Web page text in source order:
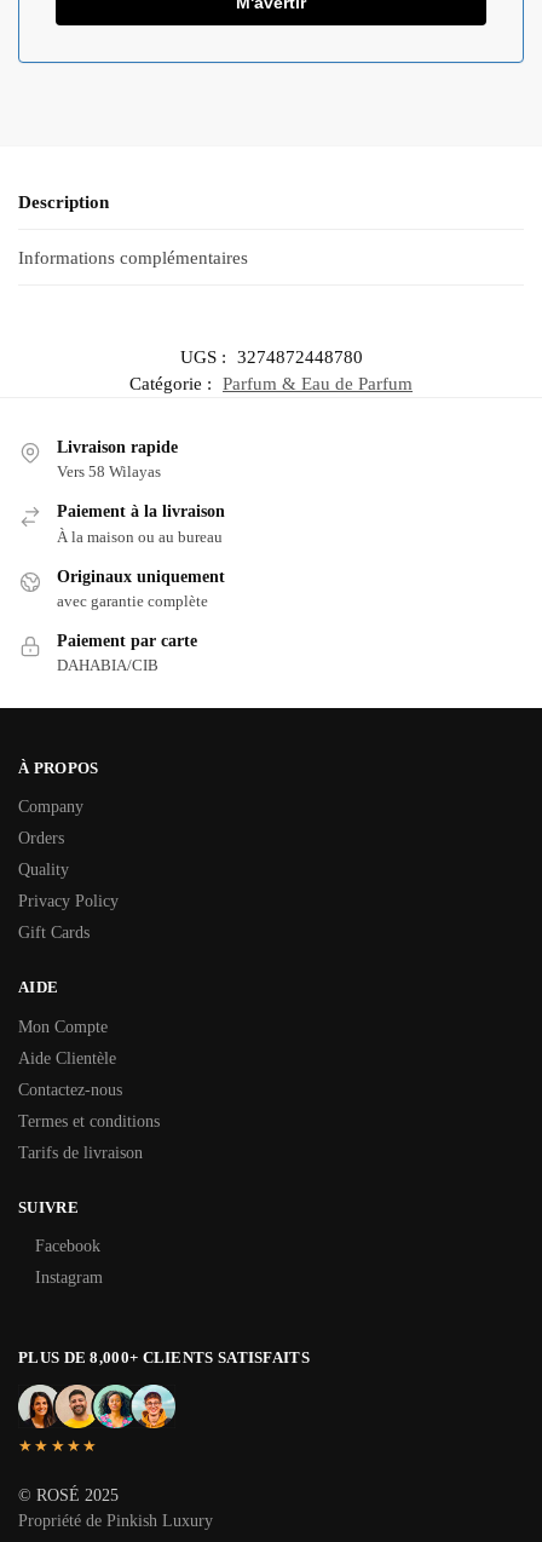
e
3
Description
Informations complémentaires
UGS :
3274872448780
Catégorie :
Parfum & Eau de Parfum
Livraison rapide
Vers 58 Wilayas
Paiement à la livraison
À la maison ou au bureau
Originaux uniquement
avec garantie complète
Paiement par carte
DAHABIA/CIB
À PROPOS
Company
Orders
Quality
Privacy Policy
Gift Cards
AIDE
Mon Compte
Aide Clientèle
Contactez-nous
Termes et conditions
Tarifs de livraison
SUIVRE
Facebook
Instagram
PLUS DE 8,000+ CLIENTS SATISFAITS
★★★★★
© ROSÉ 2025
Propriété de Pinkish Luxury